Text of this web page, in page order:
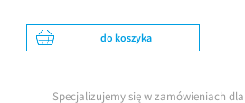
do koszyka
Specjalizujemy się w zamówieniach